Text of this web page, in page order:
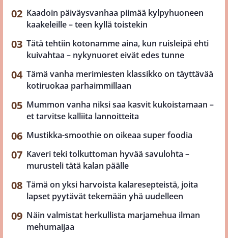
Kaadoin päiväysvanhaa piimää kylpyhuoneen
kaakeleille – teen kyllä toistekin
Tätä tehtiin kotonamme aina, kun ruisleipä ehti
kuivahtaa – nykynuoret eivät edes tunne
Tämä vanha merimiesten klassikko on täyttävää
kotiruokaa parhaimmillaan
Mummon vanha niksi saa kasvit kukoistamaan –
et tarvitse kalliita lannoitteita
Mustikka-smoothie on oikeaa super foodia
Kaveri teki tolkuttoman hyvää savulohta –
murusteli tätä kalan päälle
Tämä on yksi harvoista kalaresepteistä, joita
lapset pyytävät tekemään yhä uudelleen
Näin valmistat herkullista marjamehua ilman
mehumaijaa